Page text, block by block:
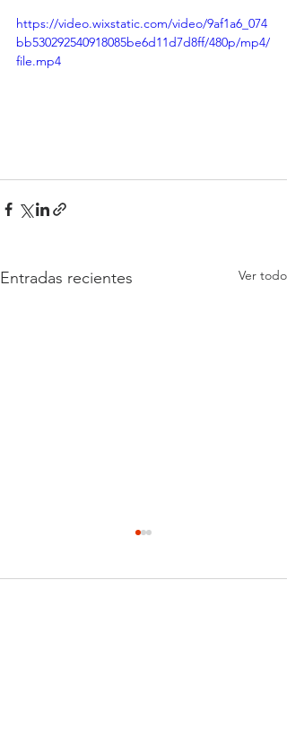
https://video.wixstatic.com/video/9af1a6_074
bb530292540918085be6d11d7d8ff/480p/mp4/
file.mp4
Entradas recientes Ver todo